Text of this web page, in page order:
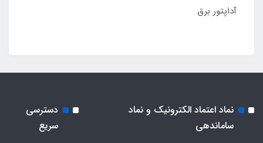
آداپتور برق
نماد اعتماد الکترونیک و نماد
ساماندهی
دسترسی
سریع